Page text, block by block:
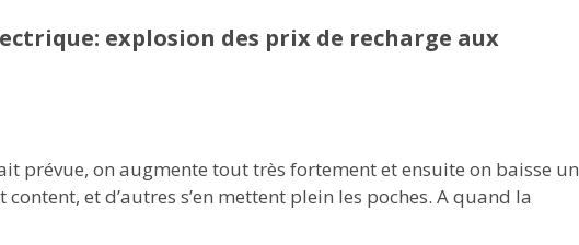
explosion des prix de recharge aux
prévue, on augmente tout très fortement et ensuite on baisse un
et d’autres s’en mettent plein les poches. A quand la